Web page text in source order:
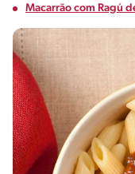
Macarrão com Ragú